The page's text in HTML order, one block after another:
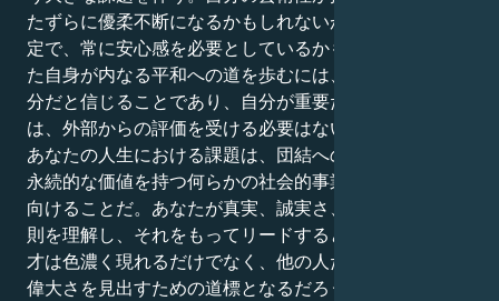
たずらに優柔不断になるかもしれないが、あなたは不安
定で、常に安心感を必要としているかもしれない。あな
た自身が内なる平和への道を歩むには、自分の仕事は十
分だと信じることであり、自分が重要だと感じるために
は、外部からの評価を受ける必要はない。
あなたの人生における課題は、団結への強力な欲求を、
永続的な価値を持つ何らかの社会的事業や創造的事業に
向けることだ。あなたが真実、誠実さ、感情的成熟の原
則を理解し、それをもってリードするとき、あなたの天
才は色濃く現れるだけでなく、他の人たちが自分自身の
偉大さを見出すための道標となるだろう。